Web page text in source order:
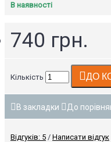
В наявності
740 грн.
Кількість ДО
В закладки До
Відгуків: 5 / Написати відгук